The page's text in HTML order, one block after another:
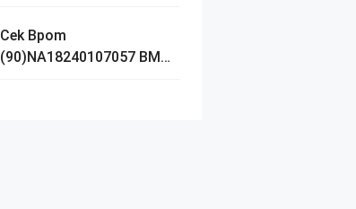
De Parfum
Cek Bpom
(90)NA18240107057 BMG